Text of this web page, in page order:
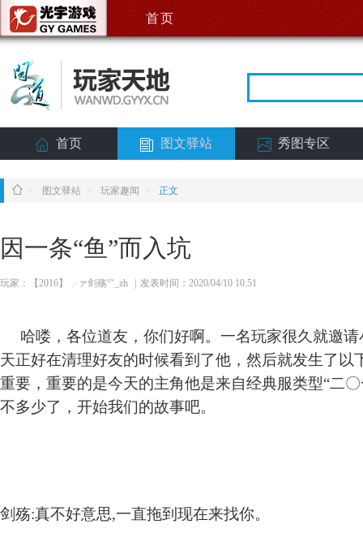
首页
首页 图文驿站 秀图专区
> 图文驿站 > 玩家趣闻 > 正文
因一条“鱼”而入坑
玩家：【2016】╭ァ剑殇°ˇ_zh 发表时间：2020/04/10 10:51
哈喽，各位道友，你们好啊。一名玩家很久就邀请
天正好在清理好友的时候看到了他，然后就发生了以
重要，重要的是今天的主角他是来自经典服类型“二
不多少了，开始我们的故事吧。
剑殇:真不好意思,一直拖到现在来找你。